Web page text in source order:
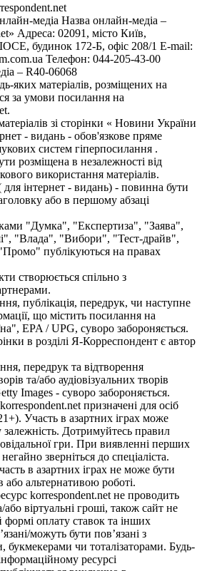
медіа Назва онлайн-медіа –
Адреса: 02091, місто Київ,
будинок 172-Б, офіс 208/1 E-mail:
Телефон: 044-205-43-00
– R40-06068
яких матеріалів, розміщених на
за умови посилання на
зі сторінки « Новини України
- видань - обов'язкове пряме
систем гіперпосилання .
розміщена в незалежності від
використання матеріалів.
для інтернет - видань) - повинна бути
або в першому абзаці
"Думка", "Експертиза", "Заява",
"Влада", "Вибори", "Тест-драйв",
публікуються на правах
створюється спільно з
публікація, передрук, чи наступне
що містить посилання на
EPA / UPG, суворо забороняється.
в розділі Я-Корреспондент є автор
передрук та відтворення
та/або аудіовізуальних творів
Images - суворо забороняється.
призначені для осіб
Участь в азартних іграх може
залежність. Дотримуйтесь правил
гри. При виявленні перших
зверніться до спеціаліста.
в азартних іграх не може бути
або альтернативою роботі.
korrespondent.net не проводить
або віртуальні гроші, також сайт не
формі оплату ставок та інших
можуть бути пов’язані з
букмекерами чи тоталізаторами. Будь-
ресурсі